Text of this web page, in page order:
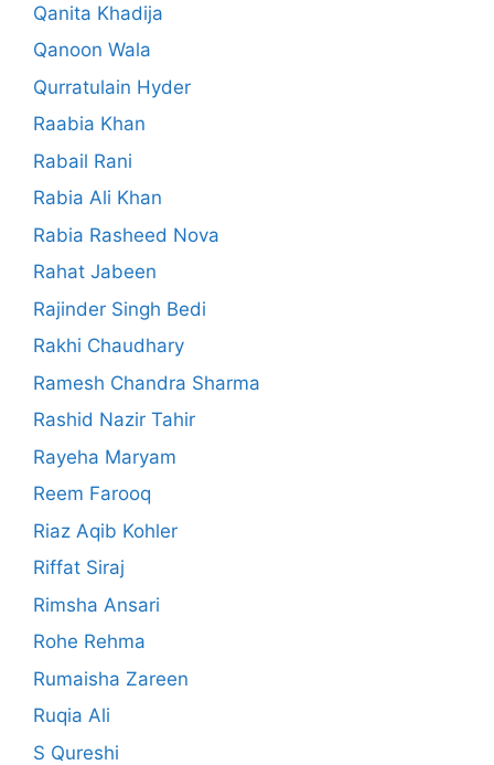
Qanita Khadija
Qanoon Wala
Qurratulain Hyder
Raabia Khan
Rabail Rani
Rabia Ali Khan
Rabia Rasheed Nova
Rahat Jabeen
Rajinder Singh Bedi
Rakhi Chaudhary
Ramesh Chandra Sharma
Rashid Nazir Tahir
Rayeha Maryam
Reem Farooq
Riaz Aqib Kohler
Riffat Siraj
Rimsha Ansari
Rohe Rehma
Rumaisha Zareen
Ruqia Ali
S Qureshi